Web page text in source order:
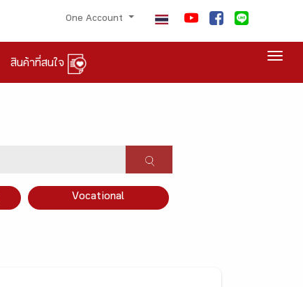
One Account
สินค้าที่สนใจ
Vocational